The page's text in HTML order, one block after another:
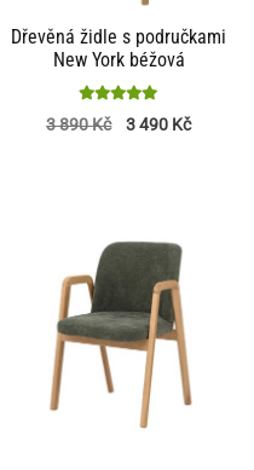
Dřevěná židle s područkami
New York béžová
Hodnocení
3 890Kč 3 490 Kč